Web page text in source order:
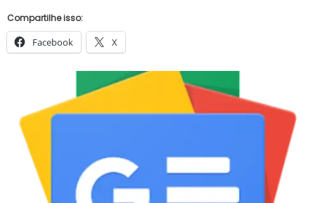
Compartilhe isso:
Facebook X